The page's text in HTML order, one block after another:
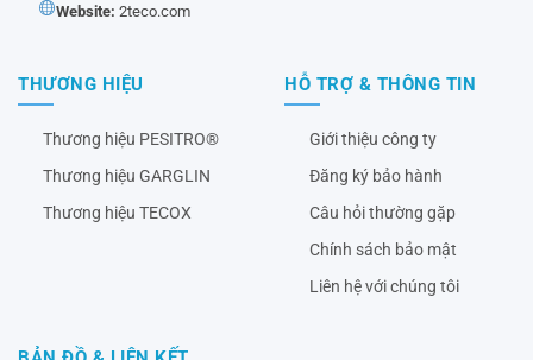
Website: 2teco.com
THƯƠNG HIỆU
Thương hiệu PESITRO®
Thương hiệu GARGLIN
Thương hiệu TECOX
HỖ TRỢ & THÔNG TIN
Giới thiệu công ty
Đăng ký bảo hành
Câu hỏi thường gặp
Chính sách bảo mật
Liên hệ với chúng tôi